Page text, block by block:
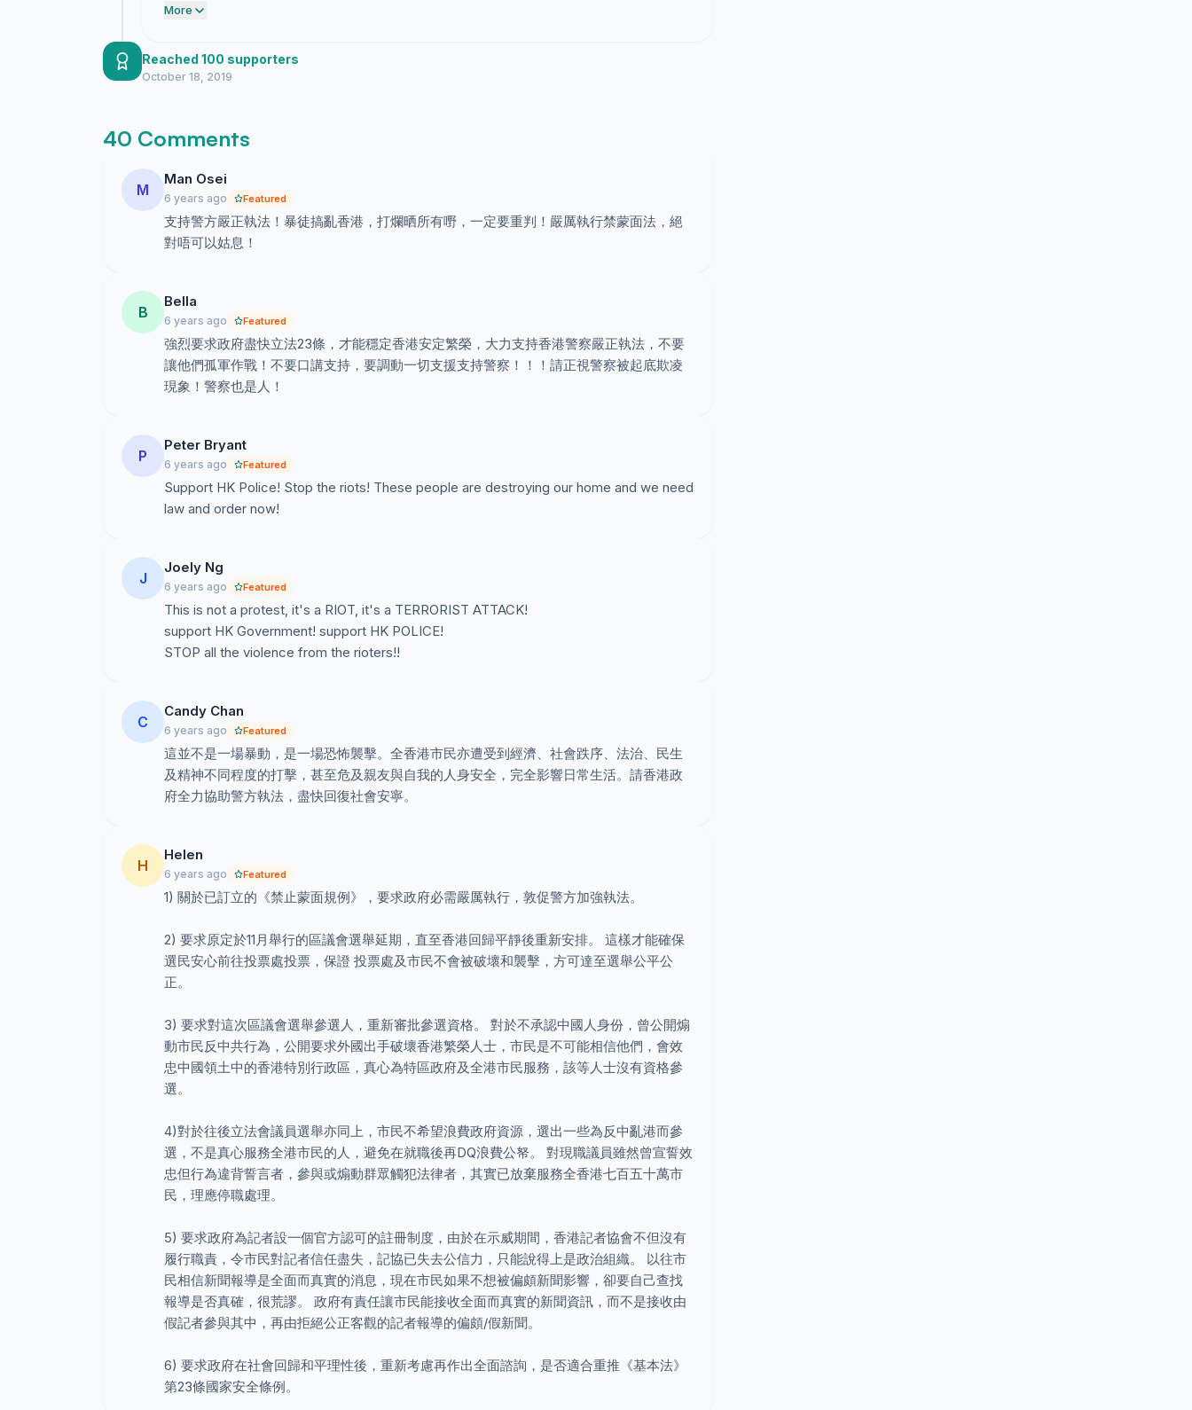
have come this far because we refuse to stay silent and that remains the only way
More
Reached 100 supporters
October 18, 2019
40 Comments
M
Man Osei
6 years ago Featured
支持警方嚴正執法！暴徒搞亂香港，打爛晒所有嘢，一定要重判！嚴厲執行禁蒙面法，絕
對唔可以姑息！
B
Bella
6 years ago Featured
強烈要求政府盡快立法23條，才能穩定香港安定繁榮，大力支持香港警察嚴正執法，不要
讓他們孤軍作戰！不要口講支持，要調動一切支援支持警察！！！請正視警察被起底欺凌
現象！警察也是人！
P
Peter Bryant
6 years ago Featured
Support HK Police! Stop the riots! These people are destroying our home and we need
law and order now!
J
Joely Ng
6 years ago Featured
This is not a protest, it's a RIOT, it's a TERRORIST ATTACK!
support HK Government! support HK POLICE!
STOP all the violence from the rioters!!
C
Candy Chan
6 years ago Featured
這並不是一場暴動，是一場恐怖襲擊。全香港市民亦遭受到經濟、社會跌序、法治、民生
及精神不同程度的打擊，甚至危及親友與自我的人身安全，完全影響日常生活。請香港政
府全力協助警方執法，盡快回復社會安寧。
H
Helen
6 years ago Featured
1) 關於已訂立的《禁止蒙面規例》，要求政府必需嚴厲執行，敦促警方加強執法。
2) 要求原定於11月舉行的區議會選舉延期，直至香港回歸平靜後重新安排。 這樣才能確保
選民安心前往投票處投票，保證 投票處及市民不會被破壞和襲擊，方可達至選舉公平公
正。
3) 要求對這次區議會選舉參選人，重新審批參選資格。 對於不承認中國人身份，曾公開煽
動市民反中共行為，公開要求外國出手破壞香港繁榮人士，市民是不可能相信他們，會效
忠中國領土中的香港特別行政區，真心為特區政府及全港市民服務，該等人士沒有資格參
選。
4)對於往後立法會議員選舉亦同上，市民不希望浪費政府資源，選出一些為反中亂港而參
選，不是真心服務全港市民的人，避免在就職後再DQ浪費公帑。 對現職議員雖然曾宣誓效
忠但行為違背誓言者，參與或煽動群眾觸犯法律者，其實已放棄服務全香港七百五十萬市
民，理應停職處理。
5) 要求政府為記者設一個官方認可的註冊制度，由於在示威期間，香港記者協會不但沒有
履行職責，令市民對記者信任盡失，記協已失去公信力，只能說得上是政治組織。 以往市
民相信新聞報導是全面而真實的消息，現在市民如果不想被偏頗新聞影響，卻要自己查找
報導是否真確，很荒謬。 政府有責任讓市民能接收全面而真實的新聞資訊，而不是接收由
假記者參與其中，再由拒絕公正客觀的記者報導的偏頗/假新聞。
6) 要求政府在社會回歸和平理性後，重新考慮再作出全面諮詢，是否適合重推《基本法》
第23條國家安全條例。